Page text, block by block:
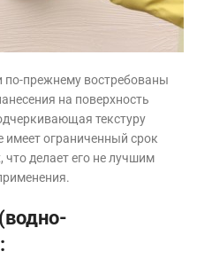
по-прежнему востребованы
на поверхность
текстуру
ограниченный срок
делает его не лучшим